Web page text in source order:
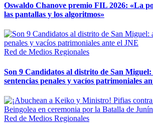
Oswaldo Chanove premio FIL 2026: «La
las pantallas y los algoritmos»
Red de Medios Regionales
Son 9 Candidatos al distrito de San
sentencias penales y vacíos patrimoniales
Red de Medios Regionales